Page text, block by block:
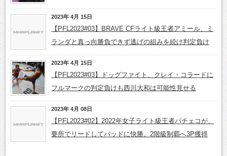
2023年 4月 15日
【PFL2023#03】BRAVE CFライト級王者アミール、ミ
ランダと真っ向勝負できず逃げの組みを続け判定負け
2023年 4月 15日
【PFL2023#03】ドッグファイト、クレイ・コラードに
フルマークの判定負けも西川大和は可能性見せる
2023年 4月 08日
【PFL2023#02】2022年女子ライト級王者パチェコが、
要所でリードしてバッドに快勝。2階級制覇へ3P獲得